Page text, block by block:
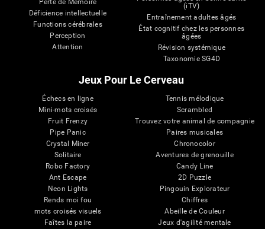
Perte de Mémoire
Déficience intellectuelle
Functions cérébrales
Perception
Attention
(iTV)
Entraînement adultes âgés
État cognitif chez les personnes
âgées
Révision systémique
Taxonomie SG4D
Jeux Pour Le Cerveau
Échecs en ligne
Mini-mots croisés
Fruit Frenzy
Pipe Panic
Crystal Miner
Solitaire
Robo Factory
Ant Escape
Neon Lights
Rends moi fou
mots croisés visuels
Faîtes la paire
Tennis mélodique
Scrambled
Trouvez votre animal de compagnie
Paires musicales
Chronocolor
Aventures de grenouille
Candy Line
2D Puzzle
Pingouin Explorateur
Chiffres
Abeille de Couleur
Jeux d'agilité mentale